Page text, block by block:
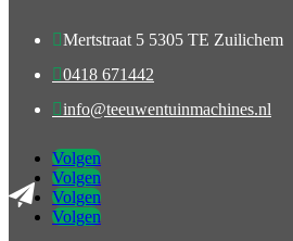
Mertstraat 5 5305 TE Zuilichem
0418 671442
info@teeuwentuinmachines.nl
Volgen
Volgen
Volgen
Volgen